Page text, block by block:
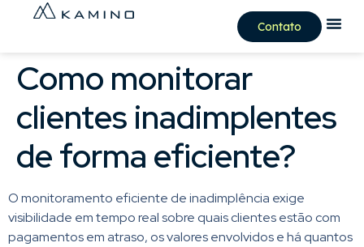
Contato
Como monitorar
clientes inadimplentes
de forma eficiente?
O monitoramento eficiente de inadimplência exige
visibilidade em tempo real sobre quais clientes estão com
pagamentos em atraso, os valores envolvidos e há quantos